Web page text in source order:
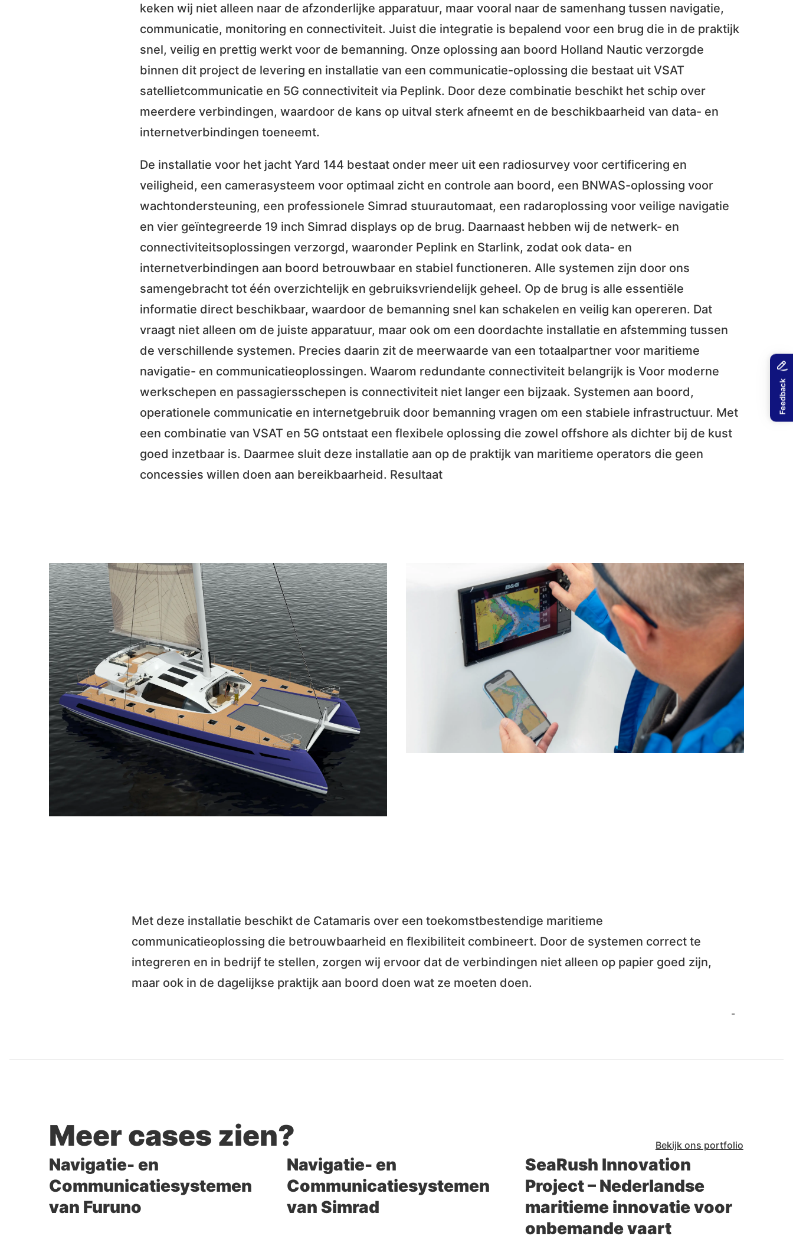
keken wij niet alleen naar de afzonderlijke apparatuur, maar vooral naar de samenhang tussen navigatie,
communicatie, monitoring en connectiviteit. Juist die integratie is bepalend voor een brug die in de praktijk
snel, veilig en prettig werkt voor de bemanning. Onze oplossing aan boord Holland Nautic verzorgde
binnen dit project de levering en installatie van een communicatie-oplossing die bestaat uit VSAT
satellietcommunicatie en 5G connectiviteit via Peplink. Door deze combinatie beschikt het schip over
meerdere verbindingen, waardoor de kans op uitval sterk afneemt en de beschikbaarheid van data- en
internetverbindingen toeneemt.
De installatie voor het jacht Yard 144 bestaat onder meer uit een radiosurvey voor certificering en
veiligheid, een camerasysteem voor optimaal zicht en controle aan boord, een BNWAS-oplossing voor
wachtondersteuning, een professionele Simrad stuurautomaat, een radaroplossing voor veilige navigatie
en vier geïntegreerde 19 inch Simrad displays op de brug. Daarnaast hebben wij de netwerk- en
connectiviteitsoplossingen verzorgd, waaronder Peplink en Starlink, zodat ook data- en
internetverbindingen aan boord betrouwbaar en stabiel functioneren. Alle systemen zijn door ons
samengebracht tot één overzichtelijk en gebruiksvriendelijk geheel. Op de brug is alle essentiële
informatie direct beschikbaar, waardoor de bemanning snel kan schakelen en veilig kan opereren. Dat
vraagt niet alleen om de juiste apparatuur, maar ook om een doordachte installatie en afstemming tussen
de verschillende systemen. Precies daarin zit de meerwaarde van een totaalpartner voor maritieme
navigatie- en communicatieoplossingen. Waarom redundante connectiviteit belangrijk is Voor moderne
werkschepen en passagiersschepen is connectiviteit niet langer een bijzaak. Systemen aan boord,
operationele communicatie en internetgebruik door bemanning vragen om een stabiele infrastructuur. Met
een combinatie van VSAT en 5G ontstaat een flexibele oplossing die zowel offshore als dichter bij de kust
goed inzetbaar is. Daarmee sluit deze installatie aan op de praktijk van maritieme operators die geen
concessies willen doen aan bereikbaarheid. Resultaat
Met deze installatie beschikt de Catamaris over een toekomstbestendige maritieme
communicatieoplossing die betrouwbaarheid en flexibiliteit combineert. Door de systemen correct te
integreren en in bedrijf te stellen, zorgen wij ervoor dat de verbindingen niet alleen op papier goed zijn,
maar ook in de dagelijkse praktijk aan boord doen wat ze moeten doen.
-
Meer cases zien? Bekijk ons portfolio
Navigatie- en
Communicatiesystemen
van Furuno
Navigatie- en
Communicatiesystemen
van Simrad
SeaRush Innovation
Project – Nederlandse
maritieme innovatie voor
onbemande vaart